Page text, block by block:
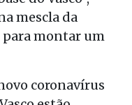
mescla da
montar um
coronavírus